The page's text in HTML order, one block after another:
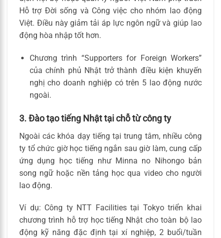
Hỗ trợ Đời sống và Công việc cho nhóm lao động
Việt. Điều này giảm tải áp lực ngôn ngữ và giúp lao
động hòa nhập tốt hơn.
Chương trình “Supporters for Foreign Workers”
của chính phủ Nhật trở thành điều kiện khuyến
nghị cho doanh nghiệp có trên 5 lao động nước
ngoài.
3. Đào tạo tiếng Nhật tại chỗ từ công ty
Ngoài các khóa dạy tiếng tại trung tâm, nhiều công
ty tổ chức giờ học tiếng ngắn sau giờ làm, cung cấp
ứng dụng học tiếng như Minna no Nihongo bản
song ngữ hoặc nền tảng học qua video cho người
lao động.
Ví dụ: Công ty NTT Facilities tại Tokyo triển khai
chương trình hỗ trợ học tiếng Nhật cho toàn bộ lao
động kỹ năng đặc định tại xí nghiệp, 2 buổi/tuần